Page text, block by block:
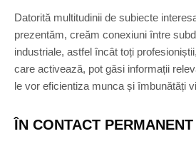
Datorită multitudinii de subiecte
prezentăm, creăm conexiuni între
industriale, astfel încât toți
care activează, pot găsi informații
le vor eficientiza munca și îmbunătăți
ÎN CONTACT